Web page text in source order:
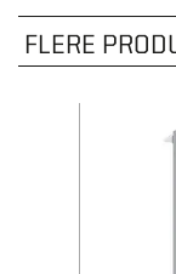
FLERE